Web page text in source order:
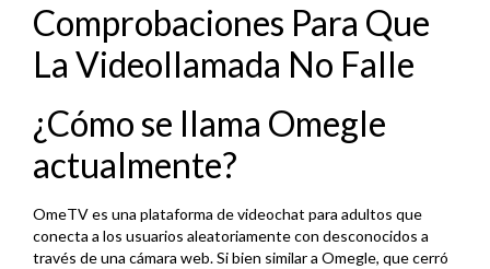
Comprobaciones Para Que
La Videollamada No Falle
¿Cómo se llama Omegle
actualmente?
OmeTV es una plataforma de videochat para adultos que
conecta a los usuarios aleatoriamente con desconocidos a
través de una cámara web. Si bien similar a Omegle, que cerró